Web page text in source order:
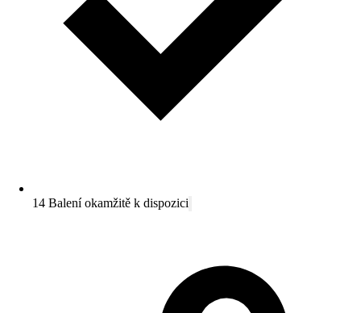
14 Balení okamžitě k dispozici